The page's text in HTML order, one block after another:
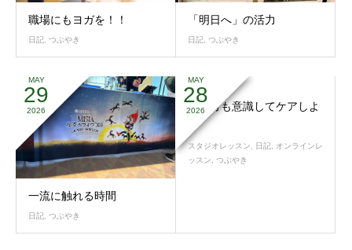
職場にもヨガを！！
日記, つぶやき
「明日へ」の活力
日記, つぶやき
MAY
29
2026
一流に触れる時間
日記 つぶやき
MAY
28
2026
奥の方も意識してケアしよ
う
スタジオレッスン, 日記, オンラインレ
ッスン, つぶやき